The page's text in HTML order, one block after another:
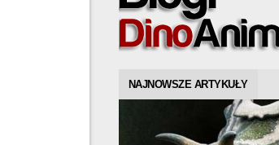
NAJNOWSZE ARTYKUŁY